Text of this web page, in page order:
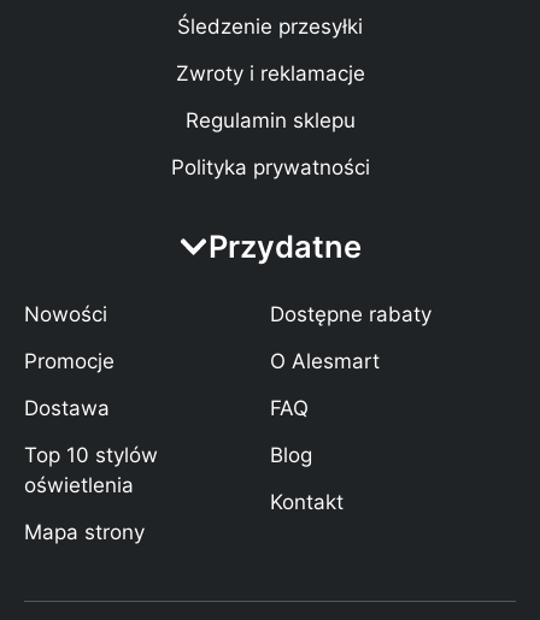
Śledzenie przesyłki
Zwroty i reklamacje
Regulamin sklepu
Polityka prywatności
Przydatne
Nowości
Promocje
Dostawa
Top 10 stylów
oświetlenia
Mapa strony
Dostępne rabaty
O Alesmart
FAQ
Blog
Kontakt